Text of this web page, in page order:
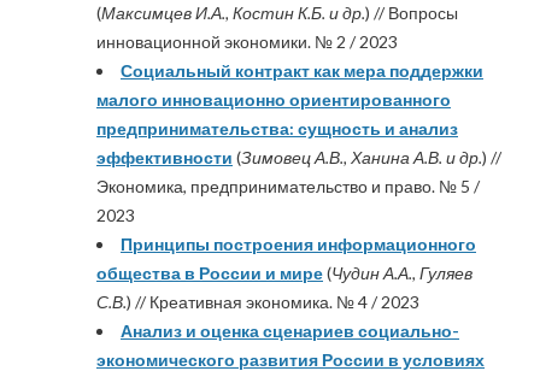
(Максимцев И.А., Костин К.Б. и др.) // Вопросы
инновационной экономики. № 2 / 2023
Социальный контракт как мера поддержки
малого инновационно ориентированного
предпринимательства: сущность и анализ
эффективности (Зимовец А.В., Ханина А.В. и др.) //
Экономика, предпринимательство и право. № 5 /
2023
Принципы построения информационного
общества в России и мире(Чудин А.А., Гуляев
С.В.) // Креативная экономика. № 4 / 2023
Анализ и оценка сценариев социально-
экономического развития России в условиях